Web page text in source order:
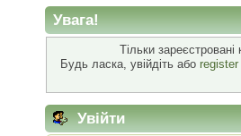
Увага!
Тільки
Будь ласка, увійдіть або
Увійти